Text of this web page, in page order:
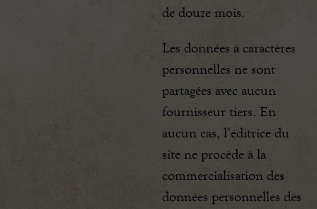
de douze mois.
Les données à caractères
personnelles ne sont
partagées avec aucun
fournisseur tiers. En
aucun cas, l’éditrice du
site ne procède à la
commercialisation des
données personnelles des